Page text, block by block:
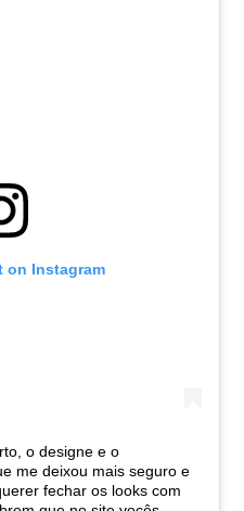
on Instagram
o designe e o
me deixou mais seguro e
fechar os looks com